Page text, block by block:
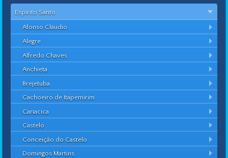
Espírito Santo
Afonso Cláudio
Alegre
Alfredo Chaves
Anchieta
Brejetuba
Cachoeiro de Itapemirim
Cariacica
Castelo
Conceição do Castelo
Domingos Martins